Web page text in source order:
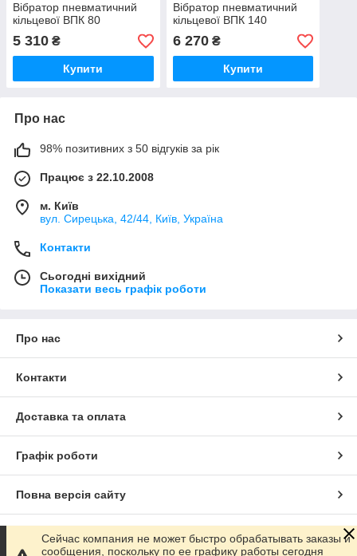
Вібратор пневматичний
кільцевої ВПК 80
5 310 ₴
Купити
Вібратор пневматичний
кільцевої ВПК 140
6 270₴
Купити
Про нас
98% позитивних з 50 відгуків за рік
Працює з 22.10.2008
м. Київ
вул. Сирецька, 42/44, Київ, Україна
Контакти
Сьогодні вихідний
Показати весь графік роботи
Про нас
Контакти
Доставка та оплата
Графік роботи
Повна версія сайту
Сайт створено на маркетплейсі Prom.ua
Сейчас компания не может быстро обрабатывать заказы и
сообщения, поскольку по ее графику работы сегодня